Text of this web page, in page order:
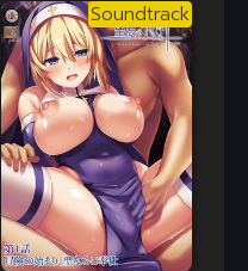
ภาพสวยงาม
มาก
Soundtrack